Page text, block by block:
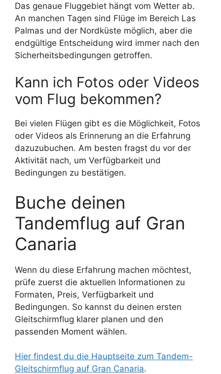
Das genaue Fluggebiet hängt vom Wetter ab.
An manchen Tagen sind Flüge im Bereich Las
Palmas und der Nordküste möglich, aber die
endgültige Entscheidung wird immer nach den
Sicherheitsbedingungen getroffen.
Kann ich Fotos oder Videos
vom Flug bekommen?
Bei vielen Flügen gibt es die Möglichkeit, Fotos
oder Videos als Erinnerung an die Erfahrung
dazuzubuchen. Am besten fragst du vor der
Aktivität nach, um Verfügbarkeit und
Bedingungen zu bestätigen.
Buche deinen
Tandemflug auf Gran
Canaria
Wenn du diese Erfahrung machen möchtest,
prüfe zuerst die aktuellen Informationen zu
Formaten, Preis, Verfügbarkeit und
Bedingungen. So kannst du deinen ersten
Gleitschirmflug klarer planen und den
passenden Moment wählen.
Hier findest du die Hauptseite zum Tandem-
Gleitschirmflug auf Gran Canaria.